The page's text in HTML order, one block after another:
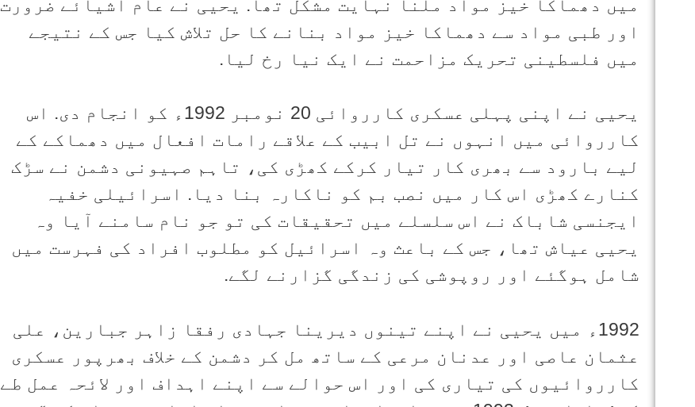
میں دھماکا خیز مواد ملنا نہایت مشکل تھا. یحیی نے عام اشیائے ضرورت
اور طبی مواد سے دھماکا خیز مواد بنانے کا حل تلاش کیا جس کے نتیجے
میں فلسطینی تحریک مزاحمت نے ایک نیا رخ لیا.
یحیی نے اپنی پہلی عسکری کارروائی 20 نومبر 1992ء کو انجام دی. اس
کارروائی میں انہوں نے تل ابیب کے علاقے رامات افعال میں دھماکے کے
لیے بارود سے بھری کار تیار کرکے کھڑی کی، تاہم صہیونی دشمن نے سڑک
کنارے کھڑی اس کار میں نصب بم کو ناکارہ بنا دیا. اسرائیلی خفیہ
ایجنسی شاباک نے اس سلسلے میں تحقیقات کی تو جو نام سامنے آیا وہ
یحیی عیاش تھا، جس کے باعث وہ اسرائیل کو مطلوب افراد کی فہرست میں
شامل ہوگئے اور روپوشی کی زندگی گزارنے لگے.
1992ء میں یحیی نے اپنے تینوں دیرینا جہادی رفقا زاہر جبارین، علی
عثمان عاصی اور عدنان مرعی کے ساتھ مل کر دشمن کے خلاف بھرپور عسکری
کارروائیوں کی تیاری کی اور اس حوالے سے اپنے اہداف اور لائحہ عمل طے